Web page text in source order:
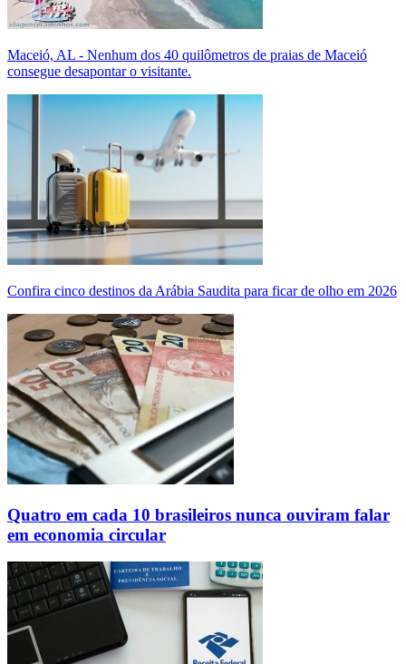
Maceió, AL - Nenhum dos 40 quilômetros de praias de Maceió
consegue desapontar o visitante.
Confira cinco destinos da Arábia Saudita para ficar de olho em 2026
Quatro em cada 10 brasileiros nunca ouviram falar
em economia circular